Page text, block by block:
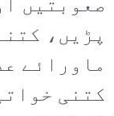
پڑیں،
ماورائے
کتنی